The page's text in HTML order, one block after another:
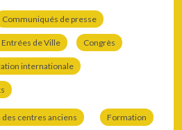
Communiqués de presse
de Ville Congrès
internationale
centres anciens Formation